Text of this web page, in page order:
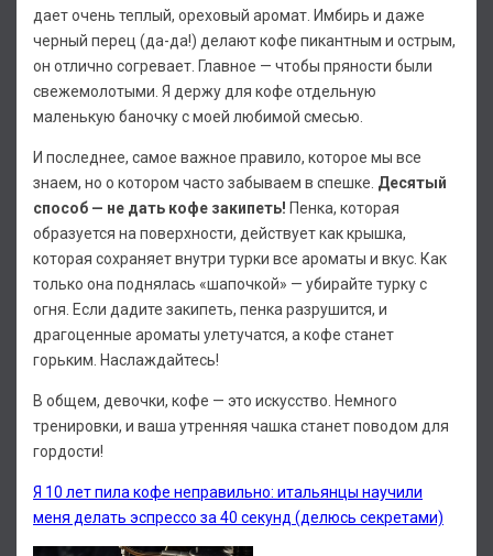
дает очень теплый, ореховый аромат. Имбирь и даже
черный перец (да-да!) делают кофе пикантным и острым,
он отлично согревает. Главное — чтобы пряности были
свежемолотыми. Я держу для кофе отдельную
маленькую баночку с моей любимой смесью.
И последнее, самое важное правило, которое мы все
знаем, но о котором часто забываем в спешке. Десятый
способ — не дать кофе закипеть! Пенка, которая
образуется на поверхности, действует как крышка,
которая сохраняет внутри турки все ароматы и вкус. Как
только она поднялась «шапочкой» — убирайте турку с
огня. Если дадите закипеть, пенка разрушится, и
драгоценные ароматы улетучатся, а кофе станет
горьким. Наслаждайтесь!
В общем, девочки, кофе — это искусство. Немного
тренировки, и ваша утренняя чашка станет поводом для
гордости!
Я 10 лет пила кофе неправильно: итальянцы научили
меня делать эспрессо за 40 секунд (делюсь секретами)